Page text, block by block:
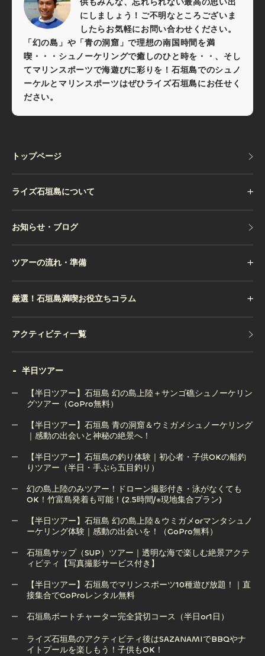
にしましょう！ご不明なところございま
したらお気軽にお問い合わせください。
「幻の島」や「青の洞窟」で理想の南国時間を満
喫・・・シュノーケリングで癒しのひと時を・・、そし
てマリンスポーツで海遊びに彩りを！石垣島でのシュノ
ーケルとマリンスポーツはぜひライズ石垣島にお任せく
ださい。
トップページ
ライズ石垣島について
お知らせ・ブログ
ツアーの流れ・準備
厳選！石垣島満喫お役立ちコラム
アクティビティ一覧
半日ツアー
【半日ツアー】石垣島 幻の島上陸＋サンゴ礁シュノーケリン
グツアー（GoPro無料）
【半日ツアー】石垣島 幻の島上陸＋サンゴ礁シュノーケリン
グツアー（GoPro無料）
【半日ツアー】石垣島 青の洞窟＆ウミガメシュノーケリング
｜感動の出会いと神秘の絶景へ！
【半日ツアー】石垣島 青の洞窟＆ウミガメシュノーケリング
【半日ツアー】石垣島の釣り体験｜初心者・子供OKの船釣
りツアー（半日・手ぶら五目釣り）
【半日ツアー】石垣島の釣り体験｜初心者・子供OKの船釣
幻の島上陸のみツアー！ドローン撮影付き・泳がなくても
OK！竹富島発着も可能！(2.5時間/※現地集合プラン)
幻の島上陸のみツアー！ドローン撮影付き・泳がなくても
【半日ツアー】石垣島 幻の島上陸＆ウミガメorマンタシュノ
ーケリング体験｜感動の出会いを！（GoPro無料）
【半日ツアー】石垣島 幻の島上陸＆ウミガメorマンタシュノ
石垣島サップ（SUP）ツアー｜透明な海で楽しむ絶景アクテ
ィビティ【写真撮影サービス付き】
石垣島サップ（SUP）ツアー｜透明な海で楽しむ絶景アクテ
【半日ツアー】石垣島でマリンスポーツ10種遊び放題！｜直
接集合でGoProレンタル無料
接集合でGoProレンタル無料
石垣島ボートチャーター完全貸切コース（半日or1日）
石垣島ボートチャーター完全貸切コース（半日or1日）
ライズ石垣島のアクティビティ後はSAZANAMIでBBQやナ
イトプールを楽しもう！子供もOK！